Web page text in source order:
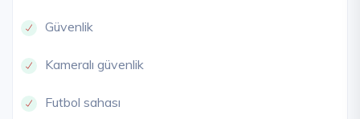
Güvenlik
Kameralı güvenlik
Futbol sahası